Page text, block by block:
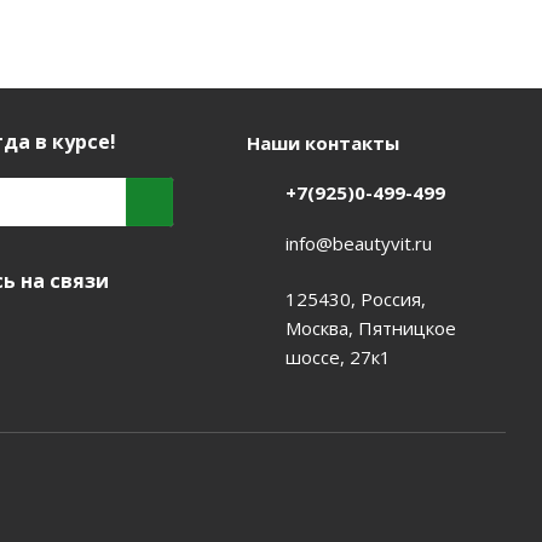
в курсе!
на связи
Наши контакты
+7(925)0-499-499
info@beautyvit.ru
125430, Россия,
Москва, Пятницкое
шоссе, 27к1